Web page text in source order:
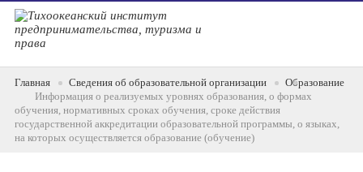
Главная Сведения об образовательной организации
Образование
Информация о реализуемых уровнях образования, о формах
обучения, нормативных сроках обучения, сроке действия
государственной аккредитации образовательной программы, о языках,
на которых осуществляется образование (обучение)